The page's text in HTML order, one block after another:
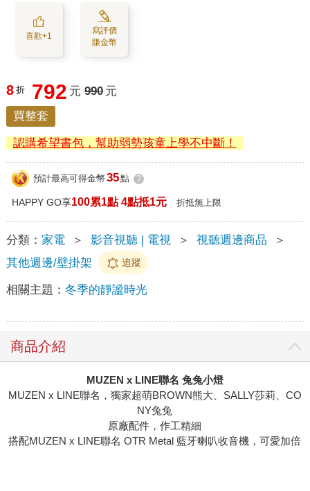
喜歡+1
寫評價
賺金幣
8 折 792 元 990 元
買整套
認購希望書包，幫助弱勢孩童上學不中斷！
預計最高可得金幣 35點 ?
HAPPY GO享100累1點 4點抵1元 折抵無上限
分類： 家電 ＞ 影音視聽 | 電視 ＞ 視聽週邊商品
＞
其他週邊/壁掛架
追蹤
相關主題： 冬季的靜謐時光
商品介紹
MUZEN x LINE聯名 兔兔小燈
MUZEN x LINE聯名，獨家超萌BROWN熊大、SALLY莎莉、CO
NY兔兔
原廠配件，作工精細
搭配MUZEN x LINE聯名 OTR Metal 藍牙喇叭收音機，可愛加倍